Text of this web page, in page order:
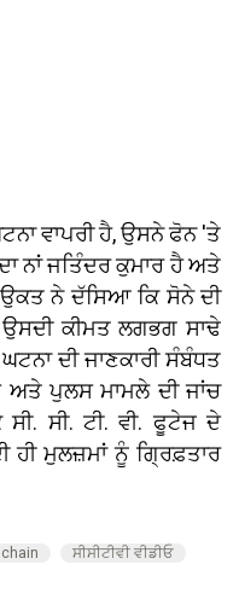
ਵਾਪਰੀ ਹੈ, ਉਸਨੇ ਫੋਨ 'ਤੇ
ਨਾਂ ਜਤਿੰਦਰ ਕੁਮਾਰ ਹੈ ਅਤੇ
ਉਕਤ ਨੇ ਦੱਸਿਆ ਕਿ ਸੋਨੇ ਦੀ
ਕੀਮਤ ਲਗਭਗ ਸਾਢੇ
ਦੀ ਜਾਣਕਾਰੀ ਸੰਬੰਧਤ
ਪੁਲਸ ਮਾਮਲੇ ਦੀ ਜਾਂਚ
ਸੀ. ਟੀ. ਵੀ. ਫੂਟੇਜ ਦੇ
ਹੀ ਮੁਲਜ਼ਮਾਂ ਨੂੰ ਗ੍ਰਿਫ਼ਤਾਰ
ਸੀਸੀਟੀਵੀ ਵੀਡੀਓ